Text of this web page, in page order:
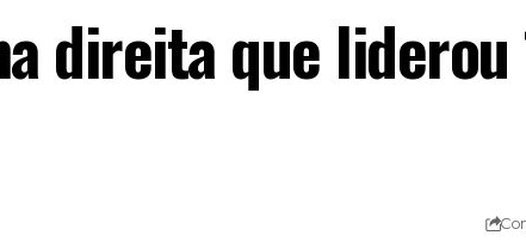
direita que